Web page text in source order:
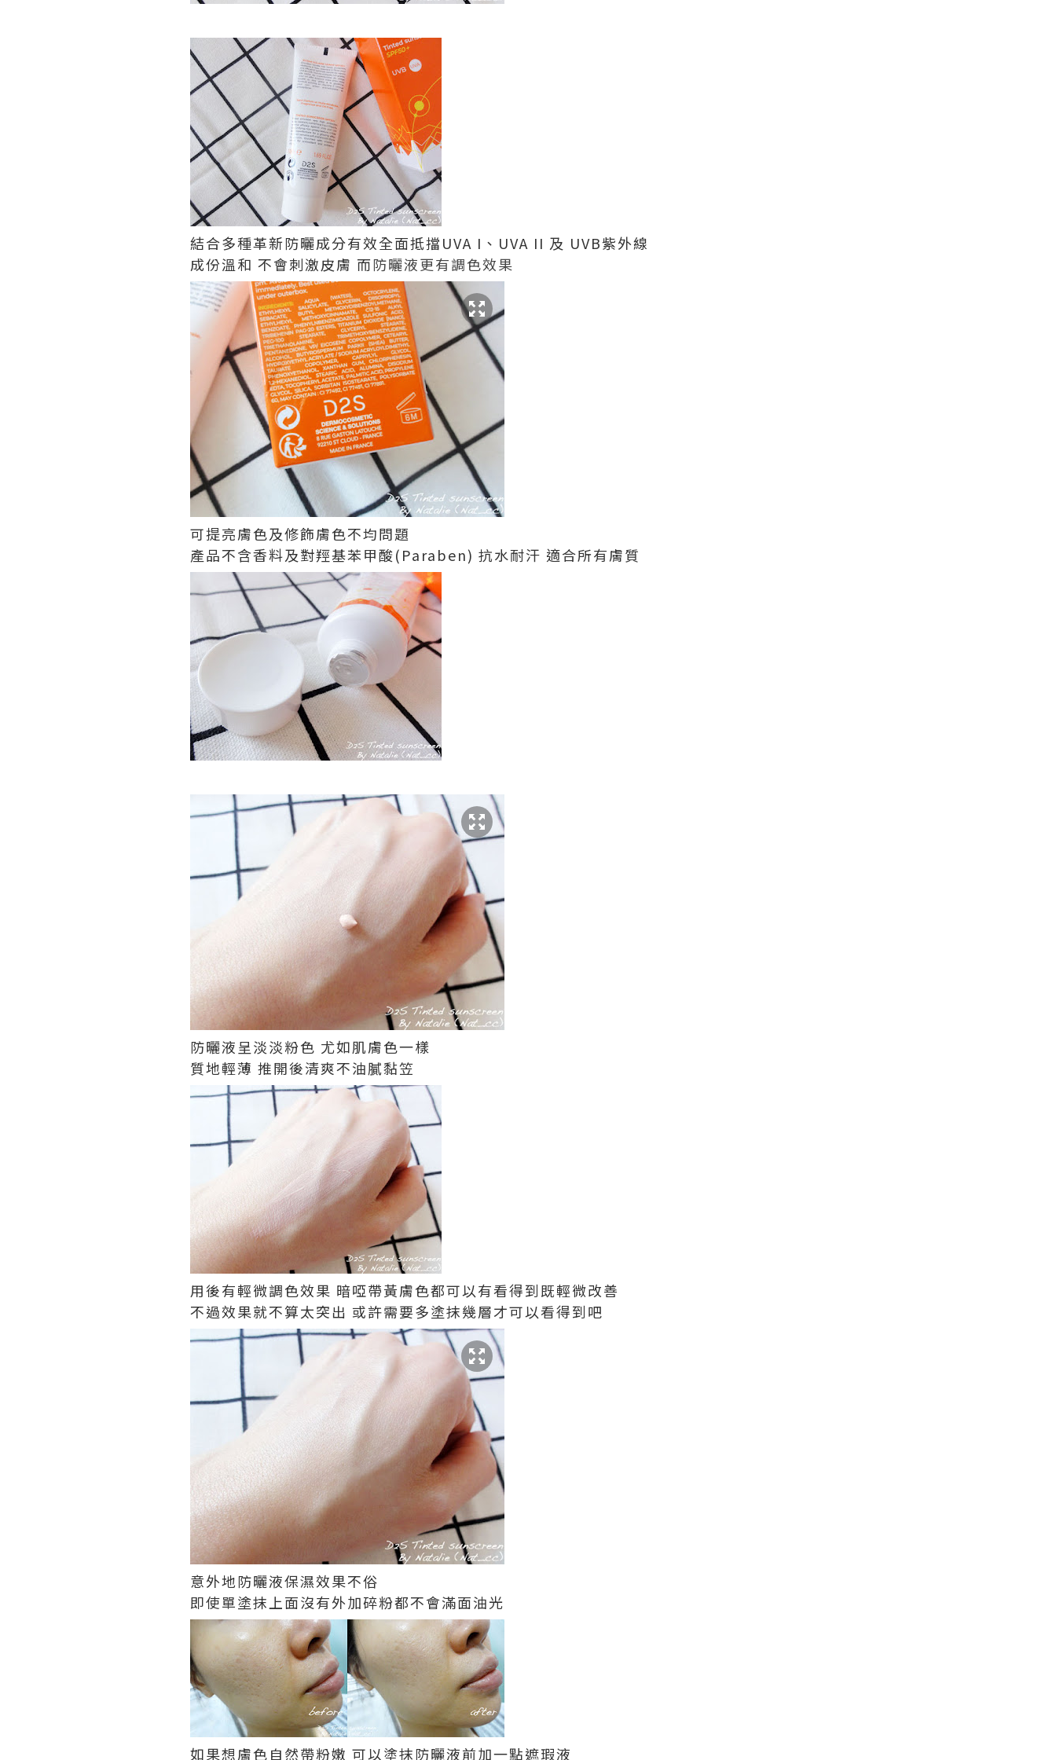
結合多種革新防曬成分有效全面抵擋UVA I、UVA II 及 UVB紫外線
成份溫和 不會刺激皮膚 而防曬液更有調色效果
可提亮膚色及修飾膚色不均問題
產品不含香料及對羥基苯甲酸(Paraben) 抗水耐汗 適合所有膚質
防曬液呈淡淡粉色 尤如肌膚色一樣
質地輕薄 推開後清爽不油膩黏笠
用後有輕微調色效果 暗啞帶黃膚色都可以有看得到既輕微改善
不過效果就不算太突出 或許需要多塗抹幾層才可以看得到吧
意外地防曬液保濕效果不俗
即使單塗抹上面沒有外加碎粉都不會滿面油光
如果想膚色自然帶粉嫩 可以塗抹防曬液前加一點遮瑕液